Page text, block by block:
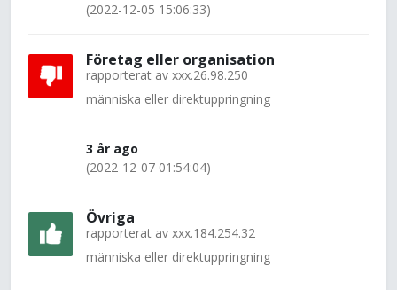
(2022-12-05 15:06:33)
Företag eller organisation
rapporterat av xxx.26.98.250
människa eller direktuppringning
3 år ago
(2022-12-07 01:54:04)
Övriga
rapporterat av xxx.184.254.32
människa eller direktuppringning